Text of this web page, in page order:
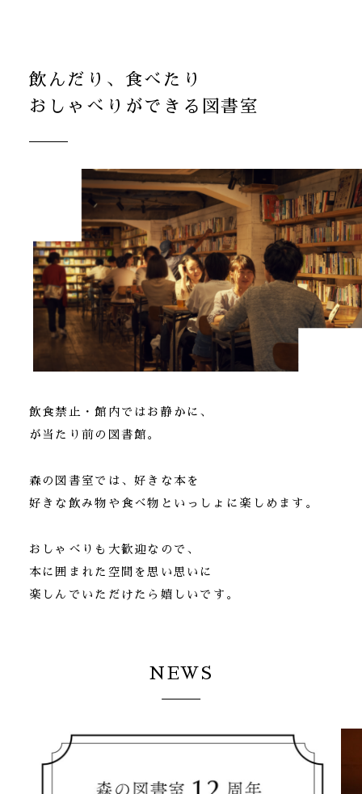
飲んだり、食べたり
おしゃべりができる図書室
飲食禁止・館内ではお静かに、
が当たり前の図書館。
森の図書室では、好きな本を
好きな飲み物や食べ物といっしょに楽しめます。
おしゃべりも大歓迎なので、
本に囲まれた空間を思い思いに
楽しんでいただけたら嬉しいです。
NEWS